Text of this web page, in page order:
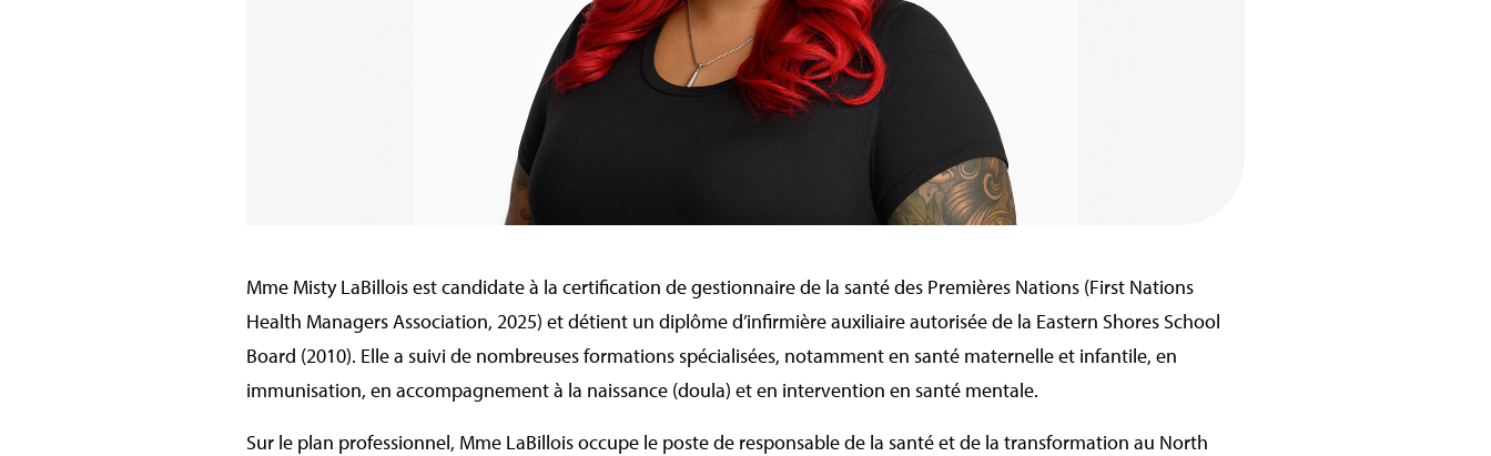
Mme Misty LaBillois est candidate à la certification de gestionnaire de la santé des Premières Nations (First Nations
Health Managers Association, 2025) et détient un diplôme d’infirmière auxiliaire autorisée de la Eastern Shores School
Board (2010). Elle a suivi de nombreuses formations spécialisées, notamment en santé maternelle et infantile, en
immunisation, en accompagnement à la naissance (doula) et en intervention en santé mentale.
Sur le plan professionnel, Mme LaBillois occupe le poste de responsable de la santé et de la transformation au North